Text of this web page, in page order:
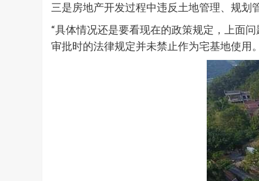
三是房地产开发过程中违反土地管理、规划
“具体情况还是要看现在的政策规定，上面
审批时的法律规定并未禁止作为宅基地使用